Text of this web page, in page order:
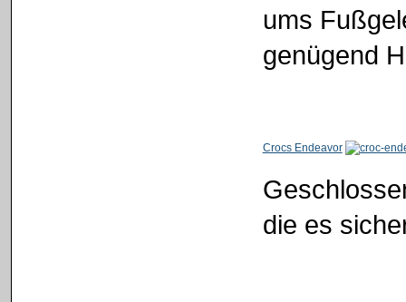
ums
genügend
Crocs Endeavor
die es